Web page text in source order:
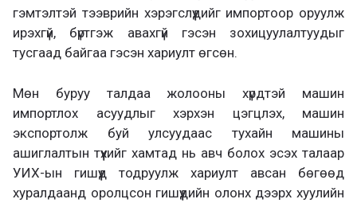
гэмтэлтэй тээврийн хэрэгслүүдийг импортоор оруулж
ирэхгүй, бүртгэж авахгүй гэсэн зохицуулалтуудыг
тусгаад байгаа гэсэн хариулт өгсөн.
Мөн буруу талдаа жолооны хүрдтэй машин
импортлох асуудлыг хэрхэн цэгцлэх, машин
экспортолж буй улсуудаас тухайн машины
ашиглалтын түүхийг хамтад нь авч болох эсэх талаар
УИХ-ын гишүүд тодруулж хариулт авсан бөгөөд
хуралдаанд оролцсон гишүүдийн олонх дээрх хуулийн